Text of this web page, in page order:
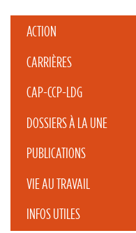
ACTION
CARRIÈRES
CAP-CCP-LDG
DOSSIERS À LA UNE
PUBLICATIONS
VIE AU TRAVAIL
INFOS UTILES